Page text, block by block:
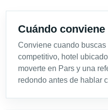
Cuándo
Conviene cuando
competitivo, hotel
moverte en Pars y una
redondo antes de hablar